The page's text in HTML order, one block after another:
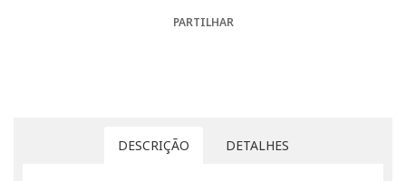
PARTILHAR
DESCRIÇÃO DETALHES